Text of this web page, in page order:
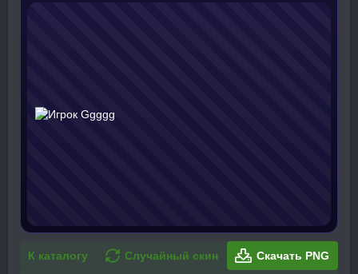
К каталогу Случайный скин Скачать PNG